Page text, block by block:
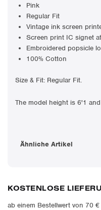
Pink
Regular Fit
Vintage ink screen
Screen print IC signet a
Embroidered popsicle
100% Cotton
Size & Fit: Regular Fit.
The model height is 6'1
Ähnliche Artikel
KOSTENLOSE
ab einem Bestellwert von 70 €